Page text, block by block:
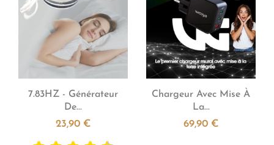
Aperçu rapide
7.83HZ - Générateur
De...
23,90 €
Aperçu rapide
Chargeur Avec Mise À
La...
69,90 €